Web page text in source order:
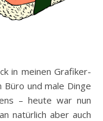
in meinen Grafiker-
und male Dinge
– heute war nun
natürlich aber auch